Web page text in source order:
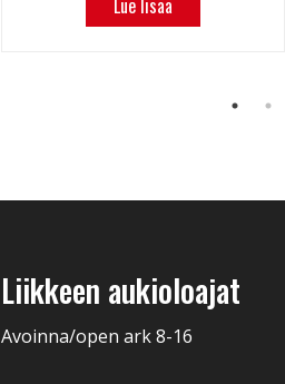
Lue lisää
Liikkeen aukioloajat
Avoinna/open ark 8-16